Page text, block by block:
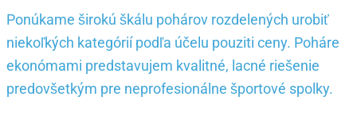
Ponúkame širokú škálu pohárov rozdelených urobiť
niekoľkých kategórií podľa účelu pouziti ceny. Poháre
ekonómami predstavujem kvalitné, lacné riešenie
predovšetkým pre neprofesionálne športové spolky.